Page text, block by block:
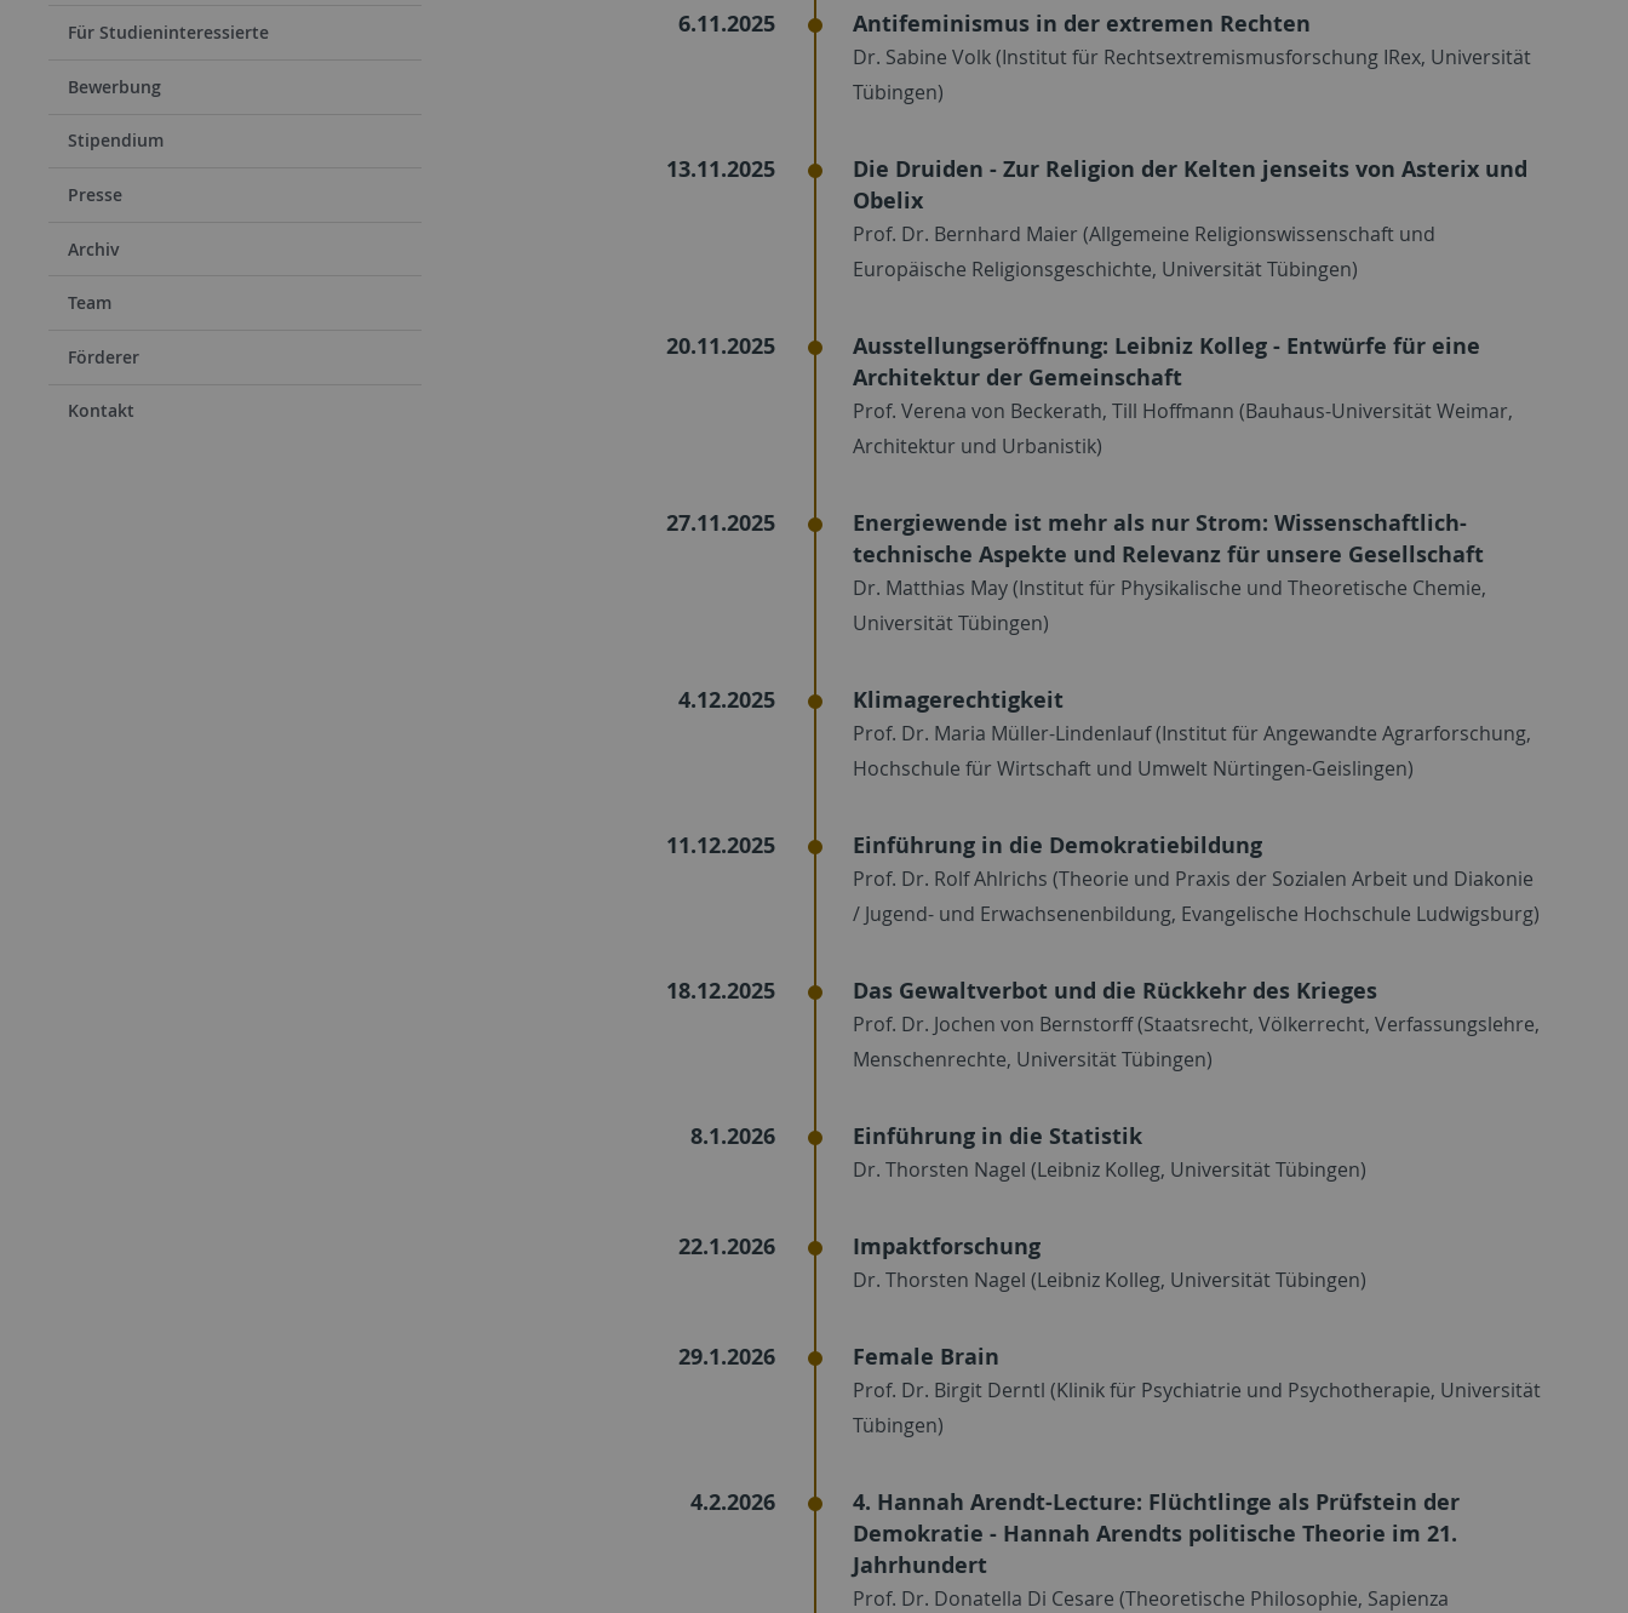
Für Studieninteressierte
Bewerbung
Stipendium
Presse
Archiv
Team
Förderer
Kontakt
6.11.2025 Antifeminismus in der extremen Rechten
Dr. Sabine Volk (Institut für Rechtsextremismusforschung IRex, Universität
Tübingen)
13.11.2025
Die Druiden - Zur Religion der Kelten jenseits von Asterix und
Obelix
Prof. Dr. Bernhard Maier (Allgemeine Religionswissenschaft und
Europäische Religionsgeschichte, Universität Tübingen)
20.11.2025
Ausstellungseröffnung: Leibniz Kolleg - Entwürfe für eine
Architektur der Gemeinschaft
Prof. Verena von Beckerath, Till Hoffmann (Bauhaus-Universität Weimar,
Architektur und Urbanistik)
27.11.2025
Energiewende ist mehr als nur Strom: Wissenschaftlich-
technische Aspekte und Relevanz für unsere Gesellschaft
Dr. Matthias May (Institut für Physikalische und Theoretische Chemie,
Universität Tübingen)
4.12.2025 Klimagerechtigkeit
Prof. Dr. Maria Müller-Lindenlauf (Institut für Angewandte Agrarforschung,
Hochschule für Wirtschaft und Umwelt Nürtingen-Geislingen)
11.12.2025 Einführung in die Demokratiebildung
Prof. Dr. Rolf Ahlrichs (Theorie und Praxis der Sozialen Arbeit und Diakonie
/ Jugend- und Erwachsenenbildung, Evangelische Hochschule Ludwigsburg)
18.12.2025 Das Gewaltverbot und die Rückkehr des Krieges
Prof. Dr. Jochen von Bernstorff (Staatsrecht, Völkerrecht, Verfassungslehre,
Menschenrechte, Universität Tübingen)
8.1.2026 Einführung in die Statistik
Dr. Thorsten Nagel (Leibniz Kolleg, Universität Tübingen)
22.1.2026 Impaktforschung
Dr. Thorsten Nagel (Leibniz Kolleg, Universität Tübingen)
29.1.2026 Female Brain
Prof. Dr. Birgit Derntl (Klinik für Psychiatrie und Psychotherapie, Universität
Tübingen)
4.2.2026
4. Hannah Arendt-Lecture: Flüchtlinge als Prüfstein der
Demokratie - Hannah Arendts politische Theorie im 21.
Jahrhundert
Prof. Dr. Donatella Di Cesare (Theoretische Philosophie, Sapienza